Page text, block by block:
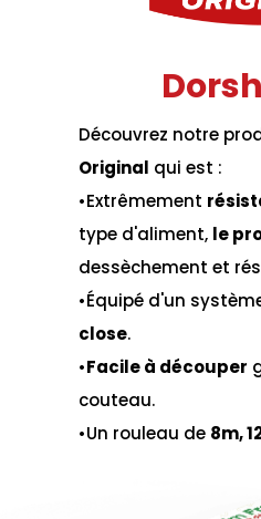
Dorsh
Découvrez notre
Original qui est :
•Extrêmement
type d'aliment, le
dessèchement et
•Équipé d'un
close.
•Facile à découper
couteau.
•Un rouleau de 8m,